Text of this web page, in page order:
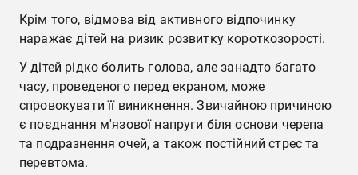
Крім того, відмова від активного відпочинку
наражає дітей на ризик розвитку короткозорості.
У дітей рідко болить голова, але занадто багато
часу, проведеного перед екраном, може
спровокувати її виникнення. Звичайною причиною
є поєднання м'язової напруги біля основи черепа
та подразнення очей, а також постійний стрес та
перевтома.